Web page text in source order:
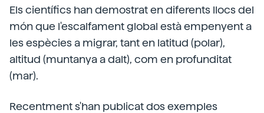
Els científics han demostrat en diferents llocs del
món que l'escalfament global està empenyent a
les espècies a migrar, tant en latitud (polar),
altitud (muntanya a dalt), com en profunditat
(mar).
Recentment s'han publicat dos exemples